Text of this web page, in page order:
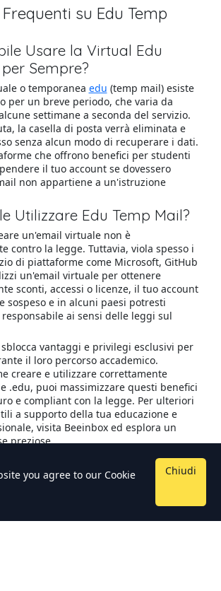
su Edu Temp
Usare la Virtual Edu
Sempre?
o temporanea edu (temp mail) esiste
per un breve periodo, che varia da
settimane a seconda del servizio.
la casella di posta verrà eliminata e
senza alcun modo di recuperare i dati.
che offrono benefici per studenti
il tuo account se dovessero
non appartiene a un'istruzione
Utilizzare Edu Temp Mail?
un'email virtuale non è
contro la legge. Tuttavia, viola spesso i
di piattaforme come Microsoft, GitHub
un'email virtuale per ottenere
sconti, accessi o licenze, il tuo account
sospeso e in alcuni paesi potresti
ai sensi delle leggi sul
vantaggi e privilegi esclusivi per
il loro percorso accademico.
creare e utilizzare correttamente
.edu, puoi massimizzare questi benefici
e compliant con la legge. Per ulteriori
a supporto della tua educazione e
visita Beeinbox ed esplora un
preziose
you agree to our Cookie
Chiudi